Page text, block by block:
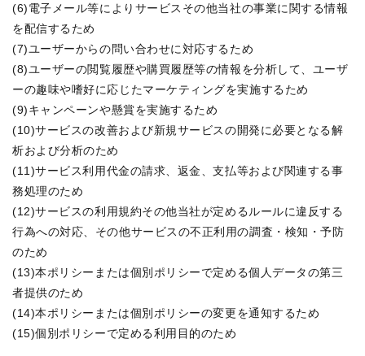
(6)電子メール等によりサービスその他当社の事業に関する情報
を配信するため
(7)ユーザーからの問い合わせに対応するため
(8)ユーザーの閲覧履歴や購買履歴等の情報を分析して、ユーザ
ーの趣味や嗜好に応じたマーケティングを実施するため
(9)キャンペーンや懸賞を実施するため
(10)サービスの改善および新規サービスの開発に必要となる解
析および分析のため
(11)サービス利用代金の請求、返金、支払等および関連する事
務処理のため
(12)サービスの利用規約その他当社が定めるルールに違反する
行為への対応、その他サービスの不正利用の調査・検知・予防
のため
(13)本ポリシーまたは個別ポリシーで定める個人データの第三
者提供のため
(14)本ポリシーまたは個別ポリシーの変更を通知するため
(15)個別ポリシーで定める利用目的のため